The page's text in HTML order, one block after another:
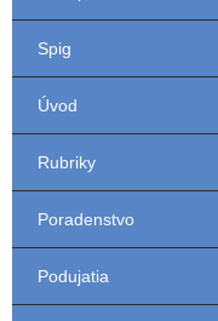
Spig
Úvod
Rubriky
Poradenstvo
Podujatia